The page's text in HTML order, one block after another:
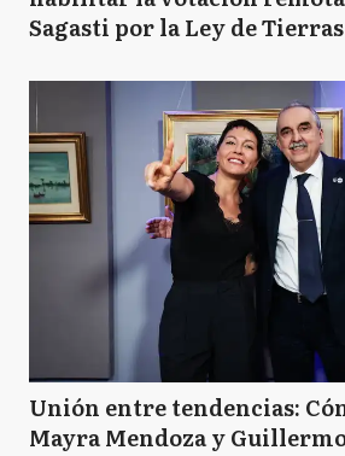
Sagasti por la Ley de Tierras
Unión entre tendencias:
Mayra Mendoza y